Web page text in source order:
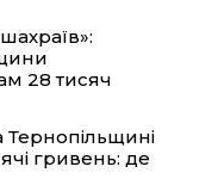
p
28 тисяч
гривень: де